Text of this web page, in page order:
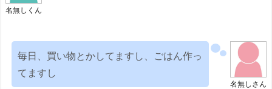
名無しくん
名無しさん
毎日、買い物とかしてますし、ごはん作っ
てますし